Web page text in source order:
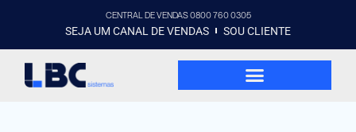
CENTRAL DE VENDAS 0800 760 0305
SEJA UM CANAL DE VENDAS SOU CLIENTE